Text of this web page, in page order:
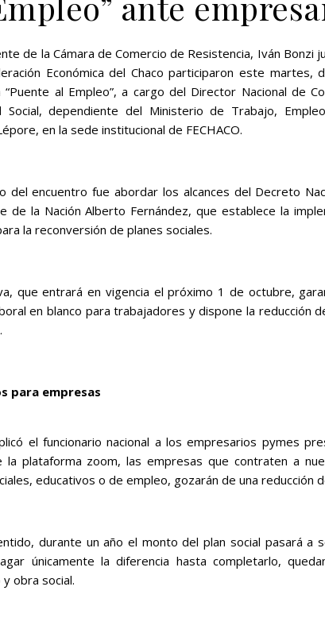
de la Cámara de Comercio de Resistencia, Iván Bonzi
Económica del Chaco participaron este martes,
“Puente al Empleo”, a cargo del Director Nacional de
Social, dependiente del Ministerio de Trabajo,
en la sede institucional de FECHACO.
del encuentro fue abordar los alcances del Decreto
de la Nación Alberto Fernández, que establece la
la reconversión de planes sociales.
que entrará en vigencia el próximo 1 de octubre,
en blanco para trabajadores y dispone la reducción
para empresas
el funcionario nacional a los empresarios pymes
la plataforma zoom, las empresas que contraten a
educativos o de empleo, gozarán de una reducción
durante un año el monto del plan social pasará a
únicamente la diferencia hasta completarlo,
obra social.